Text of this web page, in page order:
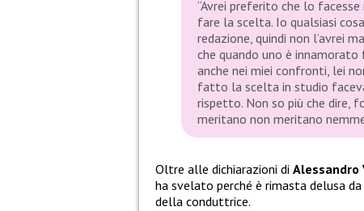
“Avrei preferito che lo
fare la scelta. Io qualsiasi
redazione, quindi non l’avrei
che quando uno è
anche nei miei confronti, lei
fatto la scelta in studio
rispetto. Non so più che dire,
meritano non meritano
Oltre alle dichiarazioni di Alessandro
ha svelato perché è rimasta delusa da
della conduttrice.